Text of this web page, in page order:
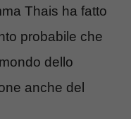
Thais ha fatto
probabile che
dello
anche del